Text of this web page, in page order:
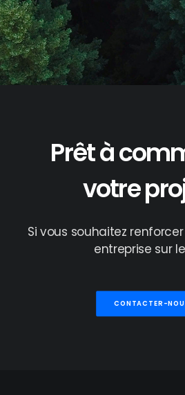
Prêtà
votre
Si vous souhaitez renforcer
entreprise sur le
CONTACTER-